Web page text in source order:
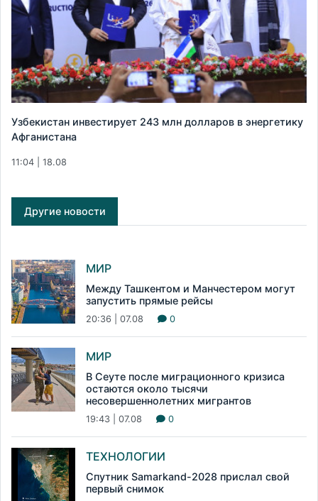
Узбекистан инвестирует 243 млн долларов в энергетику
Афганистана
11:04 | 18.08
Другие новости
МИР
Между Ташкентом и Манчестером могут
запустить прямые рейсы
20:36 | 07.08 0
МИР
В Сеуте после миграционного кризиса
остаются около тысячи
несовершеннолетних мигрантов
19:43 | 07.08 0
ТЕХНОЛОГИИ
Спутник Samarkand-2028 прислал свой
первый снимок